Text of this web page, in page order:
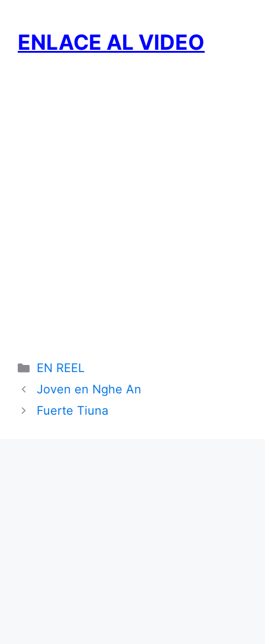
ENLACE AL VIDEO
Categories
EN REEL
Joven en Nghe An
Fuerte Tiuna